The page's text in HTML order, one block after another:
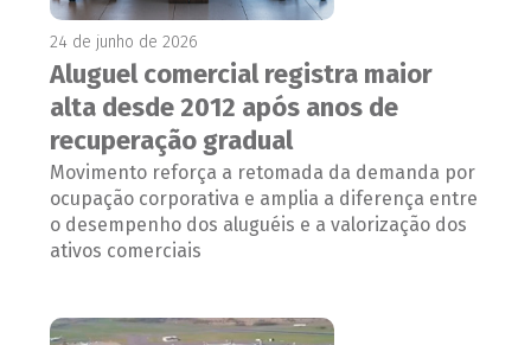
24 de junho de 2026
Aluguel comercial registra maior
alta desde 2012 após anos de
recuperação gradual
Movimento reforça a retomada da demanda por
ocupação corporativa e amplia a diferença entre
o desempenho dos aluguéis e a valorização dos
ativos comerciais